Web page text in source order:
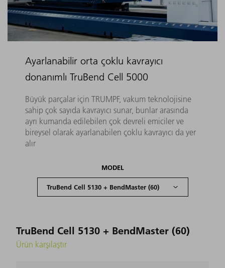
Ayarlanabilir orta çoklu kavrayıcı
donanımlı TruBend Cell 5000
Büyük parçalar için TRUMPF, vakum teknolojisine
sahip çok sayıda kavrayıcı sunar, bunlar arasında
ayrı kumanda edilebilen çok devreli emiciler ve
bireysel olarak ayarlanabilen çoklu kavrayıcı da yer
alır
MODEL
TruBend Cell 5130 + BendMaster (60)
Ürün karşılaştır